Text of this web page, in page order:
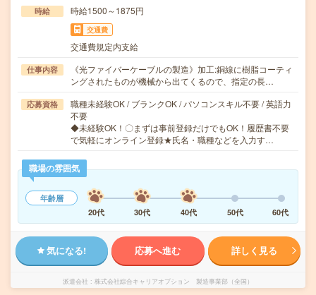
時給 時給1500～1875円
交通費
交通費規定内支給
仕事内容
《光ファイバーケーブルの製造》加工:銅線に樹脂コーティ
ングされたものが機械から出てくるので、指定の長…
応募資格
職種未経験OK / ブランクOK / パソコンスキル不要 / 英語力
不要
◆未経験OK！〇まずは事前登録だけでもOK！履歴書不要
で気軽にオンライン登録★氏名・職種などを入力す…
職場の雰囲気
年齢層
20代
30代 40代 50代 60代
気になる! 応募へ進む 詳しく見る
派遣会社 株式会社綜合キャリアオプション 製造事業部（全国）